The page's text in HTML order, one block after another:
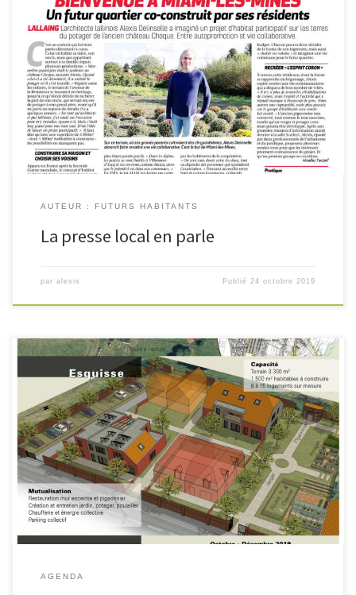
Quelques petites approximations (il n’y a pas qu’à Villeneuve d’Ascq
qu’on trouve ce type de projet, c’est en tant qu’habitant
que je lance le projet ), contresens (les rénovations de corons sont
nombreuses et de qualité pour certaines depuis ces dernières années) et
oublis (appel à candidature) et surtout ce n’est pas un truc […]
AUTEUR : FUTURS HABITANTS
La presse local en parle
par alexis Publié 24 octobre 2019
AGENDA